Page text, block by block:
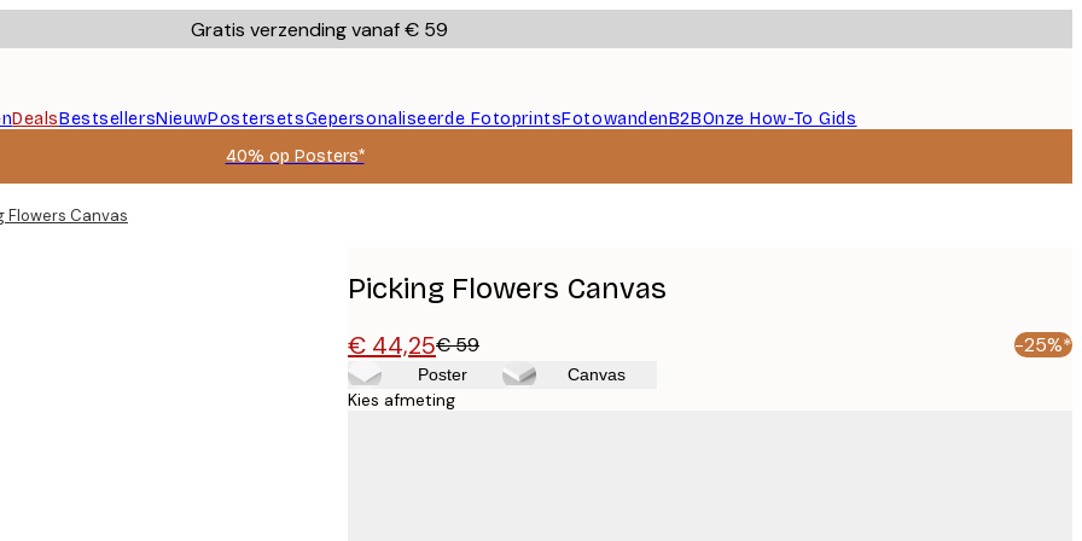
Gratis verzending vanaf € 59
DealsBestsellersNieuwPostersetsGepersonaliseerde FotoprintsFotowandenB2BOnze How-To Gids
40% op Posters*
Flowers Canvas
Picking Flowers Canvas
€ 44,25€ 59 -25%*
Poster Canvas
Kies afmeting